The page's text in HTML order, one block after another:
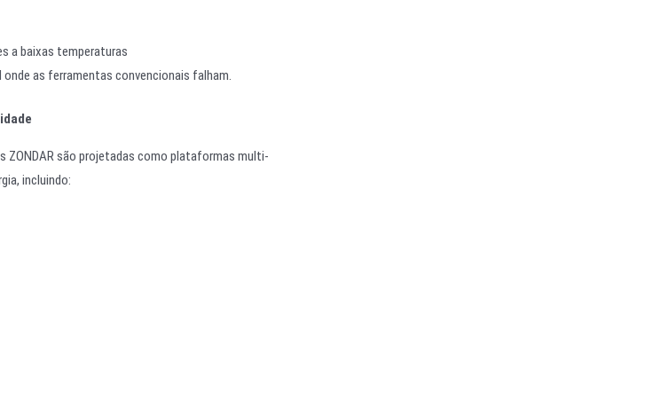
a baixas temperaturas
as ferramentas convencionais falham.
ZONDAR são projetadas como plataformas multi-
incluindo: